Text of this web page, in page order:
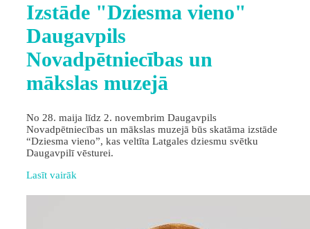
Izstāde "Dziesma vieno"
Daugavpils
Novadpētniecības un
mākslas muzejā
No 28. maija līdz 2. novembrim Daugavpils
Novadpētniecības un mākslas muzejā būs skatāma izstāde
“Dziesma vieno”, kas veltīta Latgales dziesmu svētku
Daugavpilī vēsturei.
Lasīt vairāk